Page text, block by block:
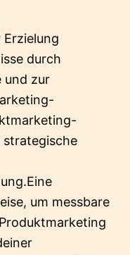
durch
und zur
strategische
um messbare